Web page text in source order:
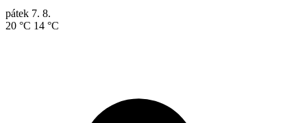
pátek 7. 8.
20 °C 14 °C